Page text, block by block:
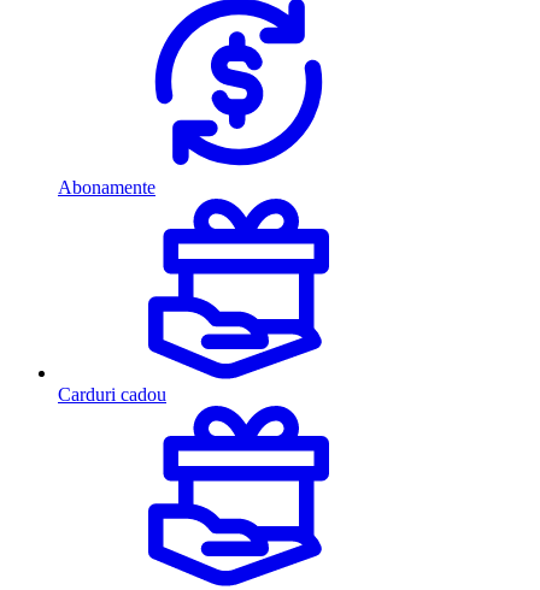
Abonamente
Carduri cadou